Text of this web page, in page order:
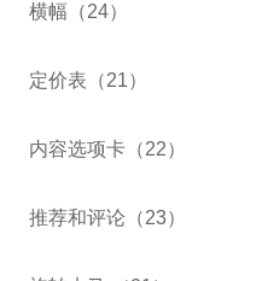
横幅（24）
定价表（21）
内容选项卡（22）
推荐和评论（23）